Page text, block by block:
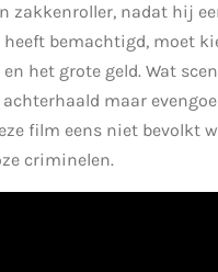
zakkenroller, nadat hij
bemachtigd, moet
het grote geld. Wat
maar
film eens niet bevolkt
criminelen.